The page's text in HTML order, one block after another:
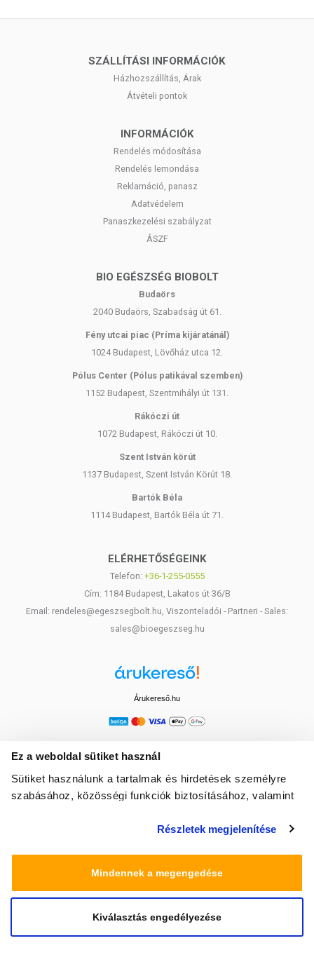
Ez a weboldal sütiket használ
Sütiket használunk a tartalmak és hirdetések személyre
szabásához, közösségi funkciók biztosításához, valamint
média-, hirdető- és elemező partnereinkkel megosztjuk az
amelyeket Ön adott meg számukra vagy az Ön által
használt más szolgáltatásokból gyűjtöttek.
Részletek megjelenítése
Mindennek a megengedése
Kiválasztás engedélyezése
SZÁLLÍTÁSI INFORMÁCIÓK
Házhozszállítás, Árak
Átvételi pontok
INFORMÁCIÓK
Rendelés módosítása
Rendelés lemondása
Reklamáció, panasz
Adatvédelem
Panaszkezelési szabályzat
ÁSZF
BIO EGÉSZSÉG BIOBOLT
Budaörs
2040 Budaörs, Szabadság út 61.
Fény utcai piac (Príma kijáratánál)
1024 Budapest, Lövőház utca 12.
Pólus Center (Pólus patikával szemben)
1152 Budapest, Szentmihályi út 131.
Rákóczi út
1072 Budapest, Rákóczi út 10.
Szent István körút
1137 Budapest, Szent István Körút 18.
Bartók Béla
1114 Budapest, Bartók Béla út 71.
ELÉRHETŐSÉGEINK
Telefon: +36-1-255-0555
Cím: 1184 Budapest, Lakatos út 36/B
Email: rendeles@egeszsegbolt.hu, Viszonteladói - Partneri - Sales:
sales@bioegeszseg.hu
Árukereső.hu